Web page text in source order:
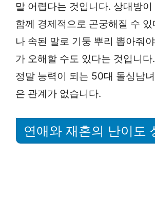
말 어렵다는 것입니다. 상대방
함께 경제적으로 곤궁해질 수 있
나 속된 말로 기둥 뿌리 뽑아줘
가 오해할 수도 있다는 것입니다
정말 능력이 되는 50대 돌싱남
은 관계가 없습니다.
연애와 재혼의 난이도